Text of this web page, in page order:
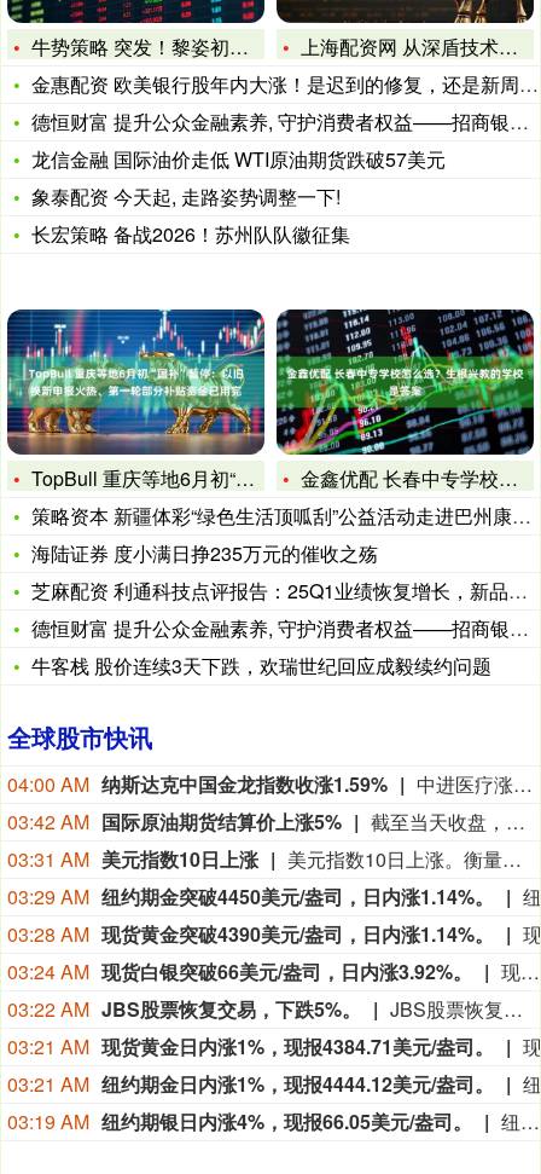
牛势策略 突发！黎姿初恋男友小37岁爱妻，紧急就医，疼痛难忍
上海配资网 从深盾技术突破到品牌价值跃升，惠达卫浴 2025
金惠配资 欧美银行股年内大涨！是迟到的修复，还是新周期开端？
德恒财富 提升公众金融素养, 守护消费者权益——招商银行潍坊
龙信金融 国际油价走低 WTI原油期货跌破57美元
象泰配资 今天起, 走路姿势调整一下!
长宏策略 备战2026！苏州队队徽征集
TopBull 重庆等地6月初“国补”暂停：以旧换新申报火热
金鑫优配 长春中专学校怎么选？生根兴教的学校是答案
策略资本 新疆体彩“绿色生活顶呱刮”公益活动走进巴州康乐社区
海陆证券 度小满日挣235万元的催收之殇
芝麻配资 利通科技点评报告：25Q1业绩恢复增长，新品布局多
德恒财富 提升公众金融素养, 守护消费者权益——招商银行潍坊
牛客栈 股价连续3天下跌，欢瑞世纪回应成毅续约问题
全球股市快讯
04:00 AM 纳斯达克中国金龙指数收涨1.59%
中进医疗涨36.74%，中比能源涨17.00%，陆金所控股涨11.33%，BOSS直聘涨5.92%，中汽系统涨5.59%。
03:42 AM 国际原油期货结算价上涨5%
截至当天收盘，纽约商品交易所9月交货的轻质原油期货价格上涨3.95美元，收于每桶82.13美元，涨幅为5.05%；10月交货的伦敦布伦特原油期货价格上涨4.17美元，收于每桶87.72美元，涨幅为4.99%。
03:31 AM 美元指数10日上涨
美元指数10日上涨。衡量美元对六种主要货币的美元指数当天上涨0.27%，在汇市尾市收于99.809。截至纽约汇市尾市，1欧元兑换1.1542美元，低于前一交易日的1.1564美元；1英镑兑换1.3509美元，高于前一交易日的1.3499美元。1美元兑换159.24日元，高于前一交易日的157.55日元；1美元兑换0.8101瑞士法郎，高于前一交易日的0.8076瑞士法郎；1美元兑换1.3942加元，高于前一交易日的1.3937加元；1美元兑换9.5016瑞典克朗，高于前一交易日的9.4701瑞典克朗。
03:29 AM 纽约期金突破4450美元/盎司，日内涨1.14%。
03:28 AM 现货黄金突破4390美元/盎司，日内涨1.14%。
03:24 AM 现货白银突破66美元/盎司，日内涨3.92%。
现货白银突破66美元/盎司，日内涨3.92%。
03:22 AM JBS股票恢复交易，下跌5%。
JBS股票恢复交易，下跌5%。
03:21 AM 现货黄金日内涨1%，现报4384.71美元/盎司。
03:21 AM 纽约期金日内涨1%，现报4444.12美元/盎司。
03:19 AM 纽约期银日内涨4%，现报66.05美元/盎司。 纽约期银日内涨4%，现报66.05美元/盎司。
鼎
西
子
追
野
兔
外
进
入
座
破
不
華
證
券
村